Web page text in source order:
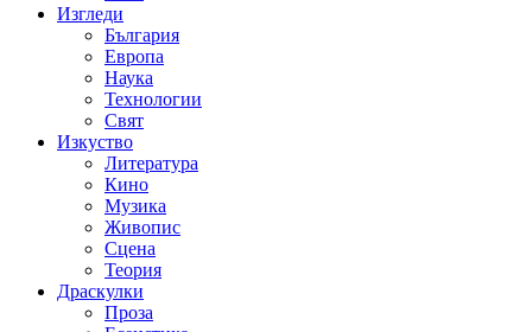
Изгледи
България
Европа
Наука
Технологии
Свят
Изкуство
Литература
Кино
Музика
Живопис
Сцена
Теория
Драскулки
Проза